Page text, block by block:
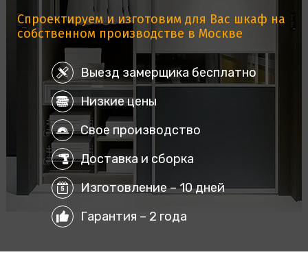
Спроектируем и изготовим для Вас шкаф на
собственном производстве в Москве
Выезд замерщика бесплатно
Низкие цены
Свое производство
Доставка и сборка
Изготовление – 10 дней
Гарантия – 2 года